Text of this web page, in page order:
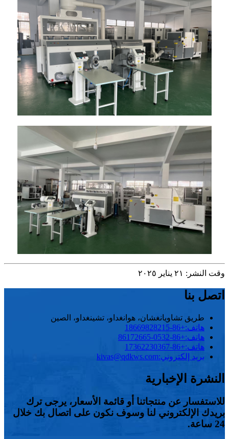
وقت النشر: ٢١ يناير ٢٠٢٥
اتصل بنا
طريق تشاويانغشان، هوانغداو، تشينغداو، الصين
هاتف:+86-18669828215
هاتف:+86-0532-86172665
هاتف:+86-17362230367
بريد إلكتروني:kivas@qdkws.com
النشرة الإخبارية
للاستفسار عن منتجاتنا أو قائمة الأسعار، يرجى ترك
بريدك الإلكتروني لنا وسوف نكون على اتصال بك خلال
24 ساعة.